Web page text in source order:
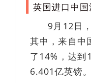
英国进口中
9月12日
其中，来自中
了14%，达到
6.401亿英镑。